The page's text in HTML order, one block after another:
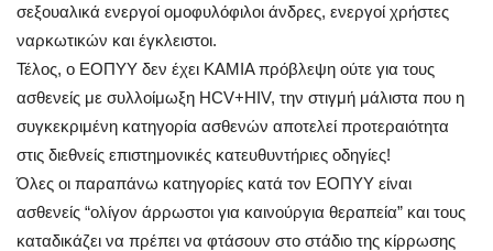
σεξουαλικά ενεργοί ομοφυλόφιλοι άνδρες, ενεργοί χρήστες
ναρκωτικών και έγκλειστοι.
Τέλος, ο ΕΟΠΥΥ δεν έχει ΚΑΜΙΑ πρόβλεψη ούτε για τους
ασθενείς με συλλοίμωξη HCV+HIV, την στιγμή μάλιστα που η
συγκεκριμένη κατηγορία ασθενών αποτελεί προτεραιότητα
στις διεθνείς επιστημονικές κατευθυντήριες οδηγίες!
Όλες οι παραπάνω κατηγορίες κατά τον ΕΟΠΥΥ είναι
ασθενείς “ολίγον άρρωστοι για καινούργια θεραπεία” και τους
καταδικάζει να πρέπει να φτάσουν στο στάδιο της κίρρωσης